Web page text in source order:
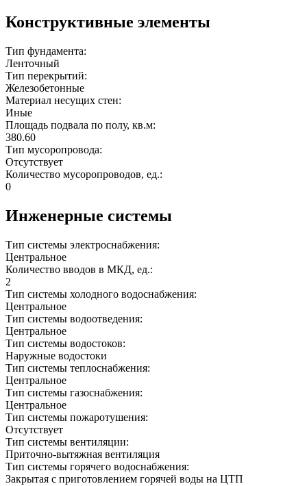
Конструктивные элементы
Тип фундамента:
Ленточный
Тип перекрытий:
Железобетонные
Материал несущих стен:
Иные
Площадь подвала по полу, кв.м:
380.60
Тип мусоропровода:
Отсутствует
Количество мусоропроводов, ед.:
0
Инженерные системы
Тип системы электроснабжения:
Центральное
Количество вводов в МКД, ед.:
2
Тип системы холодного водоснабжения:
Центральное
Тип системы водоотведения:
Центральное
Тип системы водостоков:
Наружные водостоки
Тип системы теплоснабжения:
Центральное
Тип системы газоснабжения:
Центральное
Тип системы пожаротушения:
Отсутствует
Тип системы вентиляции:
Приточно-вытяжная вентиляция
Тип системы горячего водоснабжения:
Закрытая с приготовлением горячей воды на ЦТП